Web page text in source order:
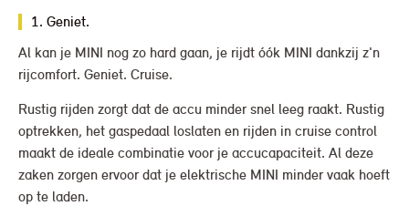
1. Geniet.
Al kan je MINI nog zo hard gaan, je rijdt óók MINI dankzij z'n
rijcomfort. Geniet. Cruise.
Rustig rijden zorgt dat de accu minder snel leeg raakt. Rustig
optrekken, het gaspedaal loslaten en rijden in cruise control
maakt de ideale combinatie voor je accucapaciteit. Al deze
zaken zorgen ervoor dat je elektrische MINI minder vaak hoeft
op te laden.